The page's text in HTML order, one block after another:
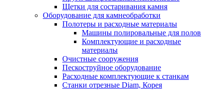
Щетки для состаривания камня
Оборудование для камнеобработки
Полотеры и расходные материалы
Машины полировальные для полов
Комплектующие и расходные
материалы
Очистные сооружения
Пескоструйное оборудование
Расходные комплектующие к станкам
Станки отрезные Diam, Корея